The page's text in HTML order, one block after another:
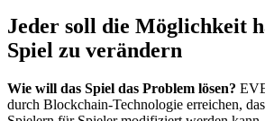
Jeder soll die Möglichkeit
Spiel zu verändern
Wie will das Spiel das Problem lösen?
durch Blockchain-Technologie erreichen,